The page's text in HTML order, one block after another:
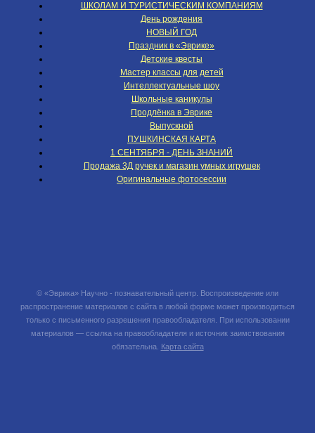
ШКОЛАМ И ТУРИСТИЧЕСКИМ КОМПАНИЯМ
День рождения
НОВЫЙ ГОД
Праздник в «Эврике»
Детские квесты
Мастер классы для детей
Интеллектуальные шоу
Школьные каникулы
Продлёнка в Эврике
Выпускной
ПУШКИНСКАЯ КАРТА
1 СЕНТЯБРЯ - ДЕНЬ ЗНАНИЙ
Продажа 3Д ручек и магазин умных игрушек
Оригинальные фотосессии
© «Эврика» Научно - познавательный центр. Воспроизведение или
распространение материалов с сайта в любой форме может производиться
только с письменного разрешения правообладателя. При использовании
материалов — ссылка на правообладателя и источник заимствования
обязательна. Карта сайта